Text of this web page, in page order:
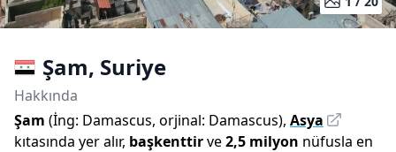
Şam, Suriye
Hakkında
Şam (İng: Damascus, orjinal: Damascus), Asya
kıtasında yer alır, başkenttirve2,5 milyon nüfusla en